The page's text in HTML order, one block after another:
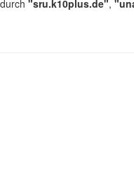
durch "sru.k10plus.de",